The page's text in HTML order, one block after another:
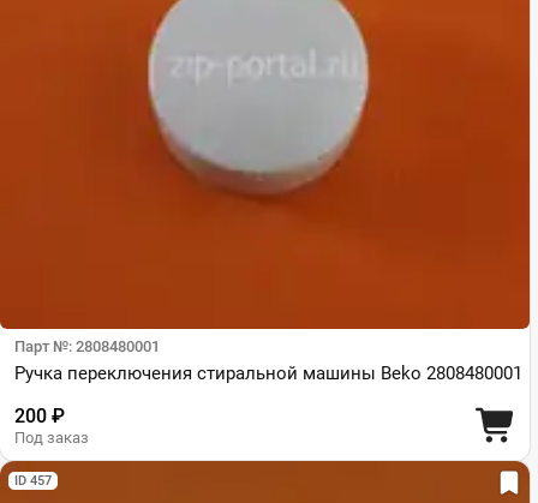
Парт №: 2808480001
Ручка переключения стиральной машины Beko 2808480001
200 ₽
Под заказ
ID 457